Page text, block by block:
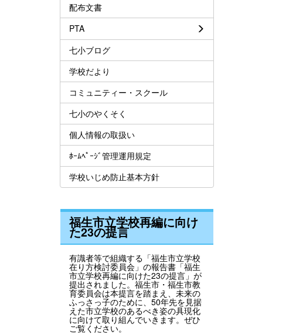
配布文書
PTA
七小ブログ
学校だより
コミュニティー・スクール
七小のやくそく
個人情報の取扱い
ﾎｰﾑﾍﾟｰｼﾞ管理運用規定
学校いじめ防止基本方針
福生市立学校再編に向け
た23の提言
有識者等で組織する「福生市立学校
在り方検討委員会」の報告書「福生
市立学校再編に向けた23の提言」が
提出されました。福生市・福生市教
育委員会は本提言を踏まえ、未来の
ふっさっ子のために、50年先を見据
えた市立学校のあるべき姿の具現化
に向けて取り組んでいきます。ぜひ
ご覧ください。